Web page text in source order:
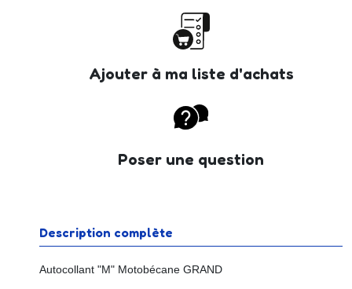
Ajouter à ma liste d'achats
Poser une question
Description complète
Autocollant "M" Motobécane GRAND